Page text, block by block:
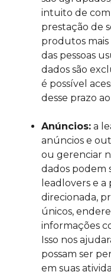
intuito de
prestação de
produtos mais
das pessoas
dados são
é possível
desse prazo
Anúncios: a
anúncios e
ou gerenciar
dados podem
leadlovers e
direcionada,
únicos,
informações
Isso nos
possam ser
em suas